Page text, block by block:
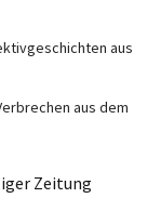
aus
aus dem
Zeitung